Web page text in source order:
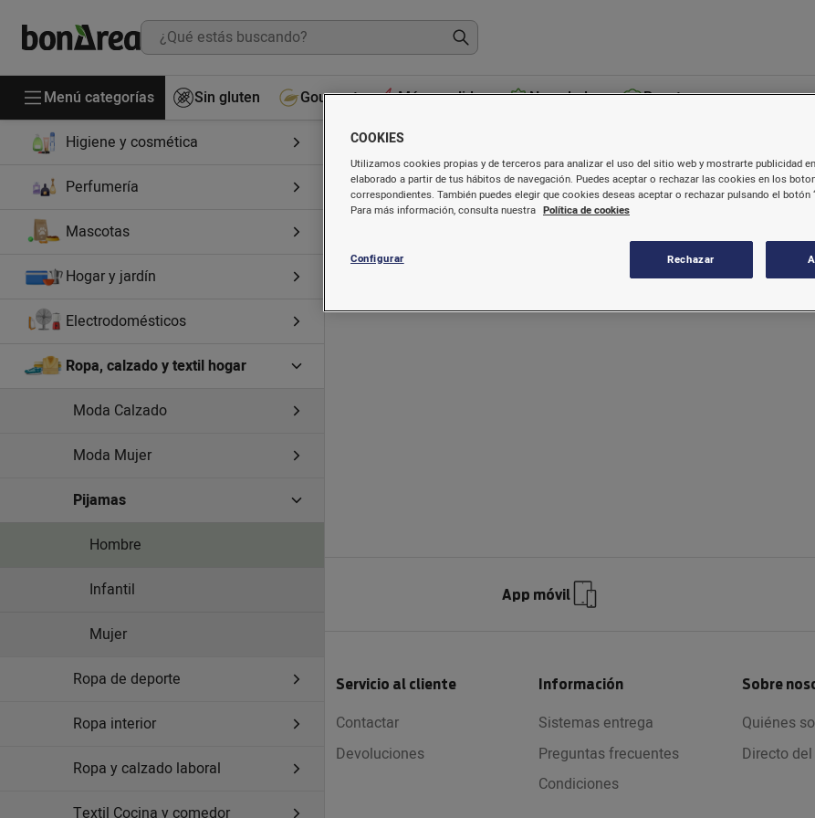
Menú categorías Sin gluten Gourmet Más vendidos Novedades Recetas
Bebidas
Droguería
Higiene y cosmética
Perfumería
Mascotas
Hogar y jardín
Electrodomésticos
Ropa, calzado y textil hogar
Moda Calzado
Moda Mujer
Pijamas
Hombre
Infantil
Mujer
Ropa de deporte
Ropa interior
Ropa y calzado laboral
Textil Cocina y comedor
Pijamas
App móvil
Servicio al cliente
Contactar
Devoluciones
Información
Sistemas entrega
Preguntas frecuentes
Condiciones
Sobre
Quiénes
Directo
COOKIES
Utilizamos cookies propias y de terceros para analizar el uso del sitio web y mostrarte publicidad
elaborado a partir de tus hábitos de navegación. Puedes aceptar o rechazar las cookies en los
correspondientes. También puedes elegir que cookies deseas aceptar o rechazar pulsando el botón
Para más información, consulta nuestra Política de cookies
Configurar Rechazar